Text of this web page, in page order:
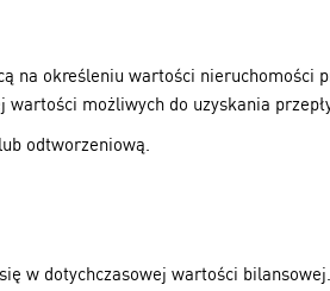
na określeniu wartości nieruchomości
możliwych do uzyskania
odtworzeniową.
w dotychczasowej wartości